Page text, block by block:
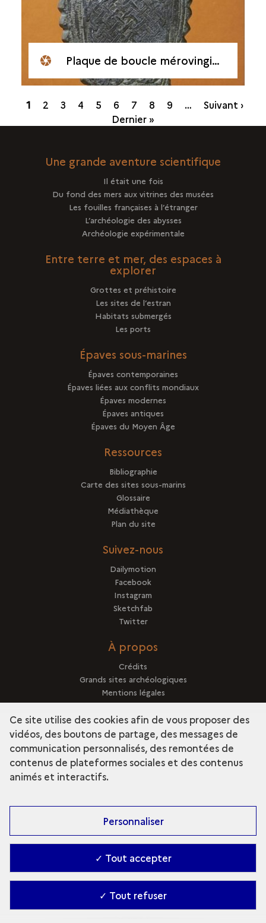
Plaque de boucle mérovingienne
Pagination
Page
1 Page
2 Page
3 Page
4 Page
5 Page
6 Page
7 Page
8 Page
9 …
Suivant ›
Dernier »
Une grande aventure scientifique
Il était une fois
Du fond des mers aux vitrines des musées
Les fouilles françaises à l’étranger
L’archéologie des abysses
Archéologie expérimentale
Entre terre et mer, des espaces à
explorer
Grottes et préhistoire
Les sites de l’estran
Habitats submergés
Les ports
Épaves sous-marines
Épaves contemporaines
Épaves liées aux conflits mondiaux
Épaves modernes
Épaves antiques
Épaves du Moyen Âge
Ressources
Bibliographie
Carte des sites sous-marins
Glossaire
Médiathèque
Plan du site
Suivez-nous
Dailymotion
Facebook
Instagram
Sketchfab
Twitter
À propos
Crédits
Grands sites archéologiques
Mentions légales
Qui sommes-nous ?
Découvrir la collection
Accessibilité : Partiellement conforme
- Ministère de la Culture
Ce site utilise des cookies afin de vous proposer des
vidéos, des boutons de partage, des messages de
communication personnalisés, des remontées de
contenus de plateformes sociales et des contenus
animés et interactifs.
Personnaliser
✓ Tout accepter
✓ Tout refuser